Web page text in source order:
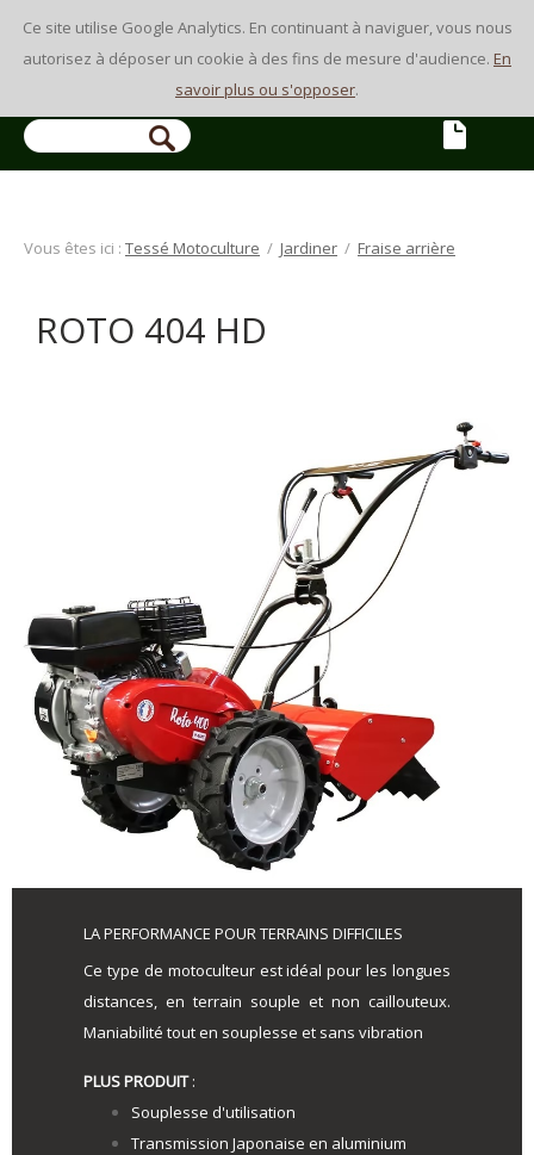
Ce site utilise Google Analytics. En continuant à naviguer, vous nous
autorisez à déposer un cookie à des fins de mesure d'audience. En
savoir plus ou s'opposer.
Vous êtes ici : Tessé Motoculture / Jardiner / Fraise arrière
ROTO 404 HD
LA PERFORMANCE POUR TERRAINS DIFFICILES
Ce type de motoculteur est idéal pour les longues
distances, en terrain souple et non caillouteux.
Maniabilité tout en souplesse et sans vibration
PLUS PRODUIT:
Souplesse d'utilisation
Transmission Japonaise en aluminium